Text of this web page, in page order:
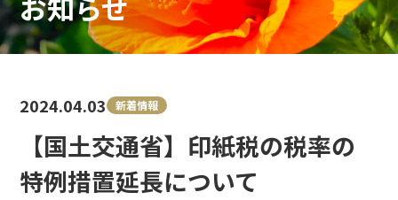
【国土交通省】印紙税の税率の
特例措置延長について
2024.04.03 新着情報